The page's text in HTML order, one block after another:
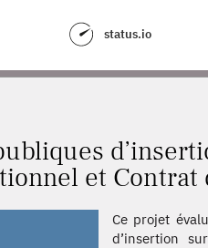
status.io
INSTITUTIONNEL ET
et Contrat
Ce projet
d’insertion